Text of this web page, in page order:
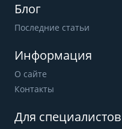
Блог
Последние статьи
Информация
О сайте
Контакты
Для специалистов